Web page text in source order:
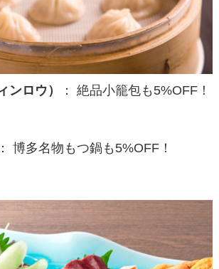
ンロウ）
： 絶品小籠包も5%OFF！
博多名物もつ鍋も5%OFF！